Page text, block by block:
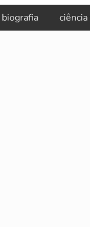
biografia